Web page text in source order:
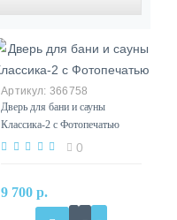
366758
Дверь для бани и сауны
Классика-2 с Фотопечатью
0
9 700 р.